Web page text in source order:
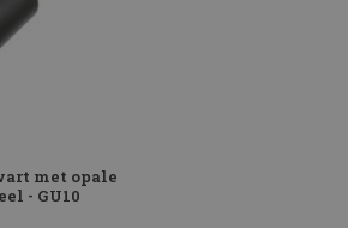
met opale
- GU10